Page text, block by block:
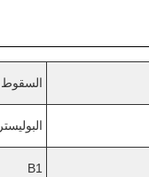
السقوط
البوليستر
B1